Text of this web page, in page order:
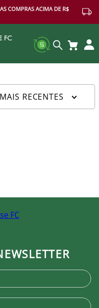
COMPRAS ACIMA DE R$
MAIS RECENTES